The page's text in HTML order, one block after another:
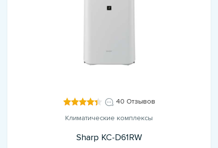
40 Отзывов
Климатические комплексы
Sharp KC-D61RW